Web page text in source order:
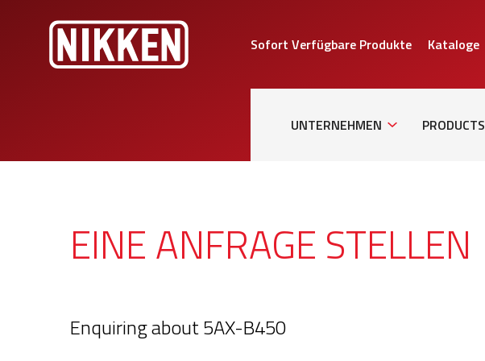
Sofort Verfügbare Produkte Kataloge
UNTERNEHMEN NavigationPRODUCTS
EINE ANFRAGE STELLEN
Enquiring about 5AX-B450